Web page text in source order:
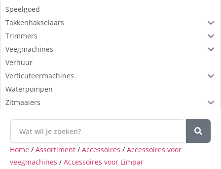
Speelgoed
Takkenhakselaars
Trimmers
Veegmachines
Verhuur
Verticuteermachines
Waterpompen
Zitmaaiers
Home / Assortiment / Accessoires / Accessoires voor
veegmachines / Accessoires voor Limpar